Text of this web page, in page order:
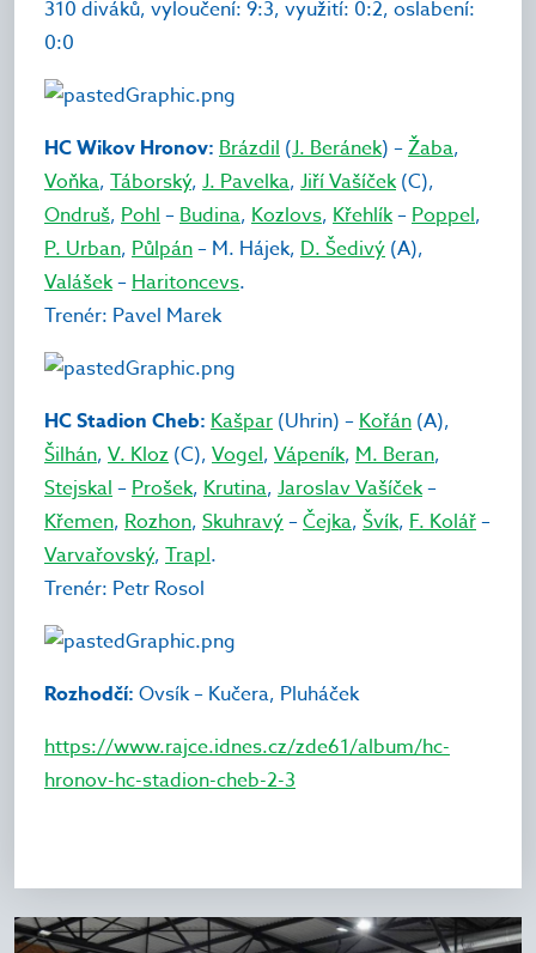
310 diváků, vyloučení: 9:3, využití: 0:2, oslabení:
0:0
HC Wikov Hronov: Brázdil (J. Beránek) –Žaba,
Voňka, Táborský, J. Pavelka, Jiří Vašíček(C),
Ondruš, Pohl – Budina, Kozlovs, Křehlík– Poppel,
P. Urban, Půlpán– M. Hájek, D. Šedivý (A),
Valášek– Haritoncevs.
Trenér: Pavel Marek
HC Stadion Cheb: Kašpar (Uhrin) – Kořán (A),
Šilhán, V. Kloz (C), Vogel, Vápeník, M. Beran,
Stejskal – Prošek, Krutina, Jaroslav Vašíček–
Křemen, Rozhon, Skuhravý–Čejka, Švík, F. Kolář–
Varvařovský, Trapl.
Trenér: Petr Rosol
Rozhodčí: Ovsík – Kučera, Pluháček
https://www.rajce.idnes.cz/zde61/album/hc-
hronov-hc-stadion-cheb-2-3